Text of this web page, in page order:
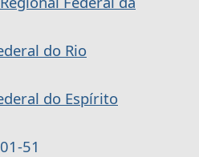
do Rio
do Espírito
51